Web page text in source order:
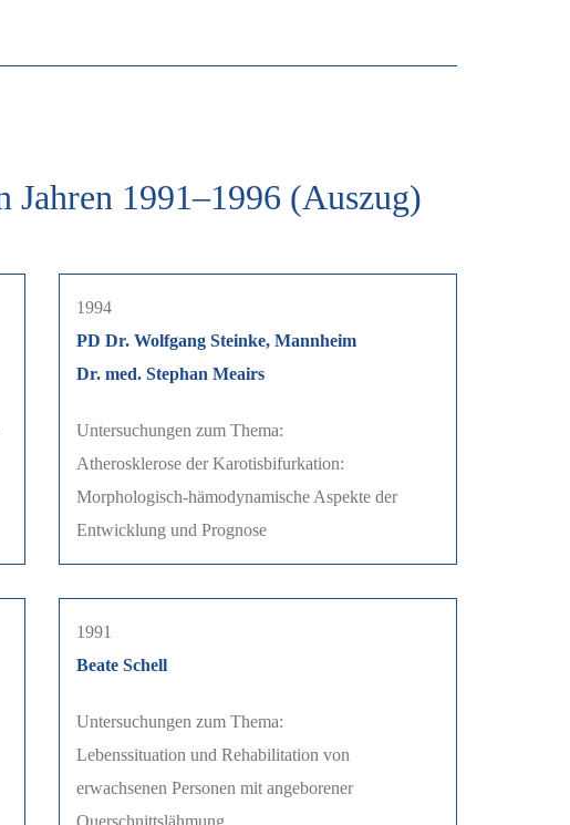
Jahren 1991–1996 (Auszug)
1994
PD Dr. Wolfgang Steinke, Mannheim
Dr. med. Stephan Meairs
Untersuchungen zum Thema:
Atherosklerose der Karotisbifurkation:
Morphologisch-hämodynamische Aspekte der
Entwicklung und Prognose
1991
Beate Schell
Untersuchungen zum Thema:
Lebenssituation und Rehabilitation von
erwachsenen Personen mit angeborener
Querschnittslähmung